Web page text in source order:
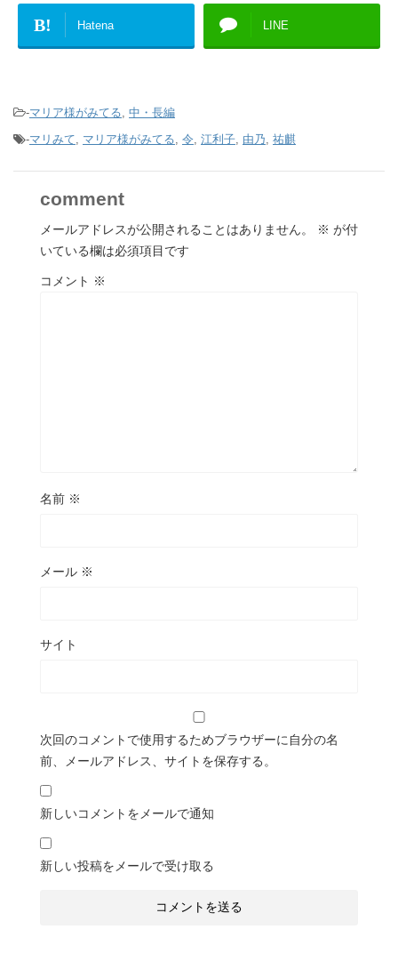
B! Hatena LINE
-マリア様がみてる, 中・長編
-マリみて, マリア様がみてる, 令, 江利子, 由乃, 祐麒
comment
メールアドレスが公開されることはありません。 ※ が付
いている欄は必須項目です
コメント ※
名前 ※
メール ※
サイト
次回のコメントで使用するためブラウザーに自分の名
前、メールアドレス、サイトを保存する。
新しいコメントをメールで通知
新しい投稿をメールで受け取る